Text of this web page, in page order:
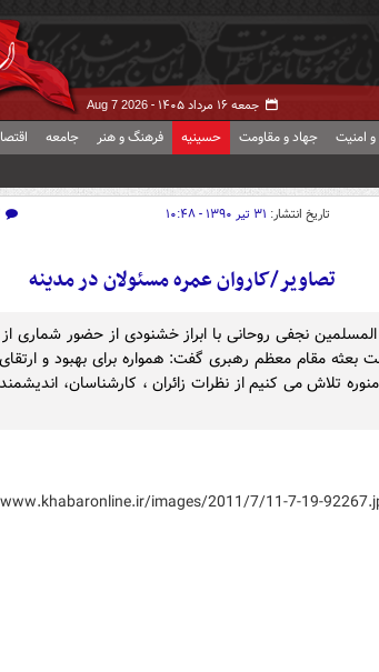
جمعه ۱۶ مرداد ۱۴۰۵ - Aug 7 2026
و امنیت جهاد و مقاومت حسینیه فرهنگ و هنر جامعه
تاریخ انتشار: ۳۱ تیر ۱۳۹۰ - ۱۰:۴۸
تصاویر/کاروان عمره مسئولان در مدینه
نجفی روحانی با ابراز خشنودی از حضور شماری
مقام معظم رهبری گفت: همواره برای بهبود و
منوره تلاش می کنیم از نظرات زائران ، کارشناسان،